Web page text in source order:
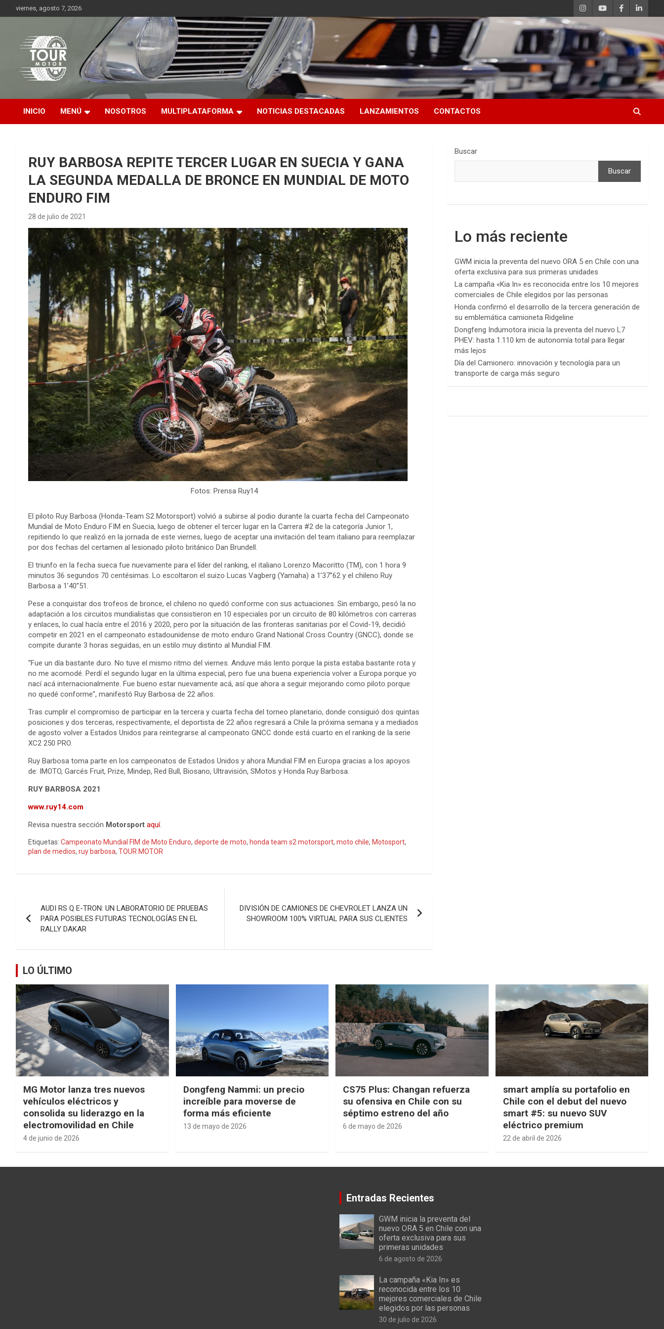
al
viernes, agosto 7, 2026
Tour Motor
Plataforma de contenido audiovisual para el sector automotriz
INICIO MENÚ NOSOTROS MULTIPLATAFORMA NOTICIAS DESTACADAS LANZAMIENTOS CONTACTOS
RUY BARBOSA REPITE TERCER LUGAR EN SUECIA Y GANA
LA SEGUNDA MEDALLA DE BRONCE EN MUNDIAL DE MOTO
ENDURO FIM
28 de julio de 2021
Fotos: Prensa Ruy14
El piloto Ruy Barbosa (Honda-Team S2 Motorsport) volvió a subirse al podio durante la cuarta fecha del Campeonato
Mundial de Moto Enduro FIM en Suecia, luego de obtener el tercer lugar en la Carrera #2 de la categoría Junior 1,
repitiendo lo que realizó en la jornada de este viernes, luego de aceptar una invitación del team italiano para reemplazar
por dos fechas del certamen al lesionado piloto británico Dan Brundell.
El triunfo en la fecha sueca fue nuevamente para el líder del ranking, el italiano Lorenzo Macoritto (TM), con 1 hora 9
minutos 36 segundos 70 centésimas. Lo escoltaron el suizo Lucas Vagberg (Yamaha) a 1’37”62 y el chileno Ruy
Barbosa a 1’40”51.
Pese a conquistar dos trofeos de bronce, el chileno no quedó conforme con sus actuaciones. Sin embargo, pesó la no
adaptación a los circuitos mundialistas que consistieron en 10 especiales por un circuito de 80 kilómetros con carreras
y enlaces, lo cual hacía entre el 2016 y 2020, pero por la situación de las fronteras sanitarias por el Covid-19, decidió
competir en 2021 en el campeonato estadounidense de moto enduro Grand National Cross Country (GNCC), donde se
compite durante 3 horas seguidas, en un estilo muy distinto al Mundial FIM.
“Fue un día bastante duro. No tuve el mismo ritmo del viernes. Anduve más lento porque la pista estaba bastante rota y
no me acomodé. Perdí el segundo lugar en la última especial, pero fue una buena experiencia volver a Europa porque yo
nací acá internacionalmente. Fue bueno estar nuevamente acá, así que ahora a seguir mejorando como piloto porque
no quedé conforme”, manifestó Ruy Barbosa de 22 años.
Tras cumplir el compromiso de participar en la tercera y cuarta fecha del torneo planetario, donde consiguió dos quintas
posiciones y dos terceras, respectivamente, el deportista de 22 años regresará a Chile la próxima semana y a mediados
de agosto volver a Estados Unidos para reintegrarse al campeonato GNCC donde está cuarto en el ranking de la serie
XC2 250 PRO.
Ruy Barbosa toma parte en los campeonatos de Estados Unidos y ahora Mundial FIM en Europa gracias a los apoyos
de: IMOTO, Garcés Fruit, Prize, Mindep, Red Bull, Biosano, Ultravisión, SMotos y Honda Ruy Barbosa.
RUY BARBOSA 2021
www.ruy14.com
Revisa nuestra sección Motorsport aquí.
Etiquetas: Campeonato Mundial FIM de Moto Enduro, deporte de moto, honda team s2 motorsport, moto chile, Motosport,
plan de medios, ruy barbosa, TOUR MOTOR
de
AUDI RS Q E-TRON: UN LABORATORIO DE PRUEBAS
PARA POSIBLES FUTURAS TECNOLOGÍAS EN EL
RALLY DAKAR
DIVISIÓN DE CAMIONES DE CHEVROLET LANZA UN
SHOWROOM 100% VIRTUAL PARA SUS CLIENTES
Buscar
Buscar
Lo más reciente
GWM inicia la preventa del nuevo ORA 5 en Chile con una
oferta exclusiva para sus primeras unidades
La campaña «Kia In» es reconocida entre los 10 mejores
comerciales de Chile elegidos por las personas
Honda confirmó el desarrollo de la tercera generación de
su emblemática camioneta Ridgeline
Dongfeng Indumotora inicia la preventa del nuevo L7
PHEV: hasta 1.110 km de autonomía total para llegar
más lejos
Día del Camionero: innovación y tecnología para un
transporte de carga más seguro
LO ÚLTIMO
MG Motor lanza tres nuevos
vehículos eléctricos y
consolida su liderazgo en la
electromovilidad en Chile
4 de junio de 2026
Dongfeng Nammi: un precio
increíble para moverse de
forma más eficiente
13 de mayo de 2026
CS75 Plus: Changan refuerza
su ofensiva en Chile con su
séptimo estreno del año
6 de mayo de 2026
smart amplía su portafolio en
Chile con el debut del nuevo
smart #5: su nuevo SUV
eléctrico premium
22 de abril de 2026
Entradas Recientes
GWM inicia la preventa del
nuevo ORA 5 en Chile con una
oferta exclusiva para sus
primeras unidades
6 de agosto de 2026
La campaña «Kia In» es
reconocida entre los 10
mejores comerciales de Chile
elegidos por las personas
30 de julio de 2026